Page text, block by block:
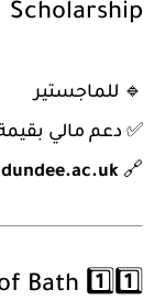
Scholarship
🔹 للماجستير
✅ دعم مالي بقيمة
🔗
dundee.ac.uk
1️⃣1️⃣
Bath